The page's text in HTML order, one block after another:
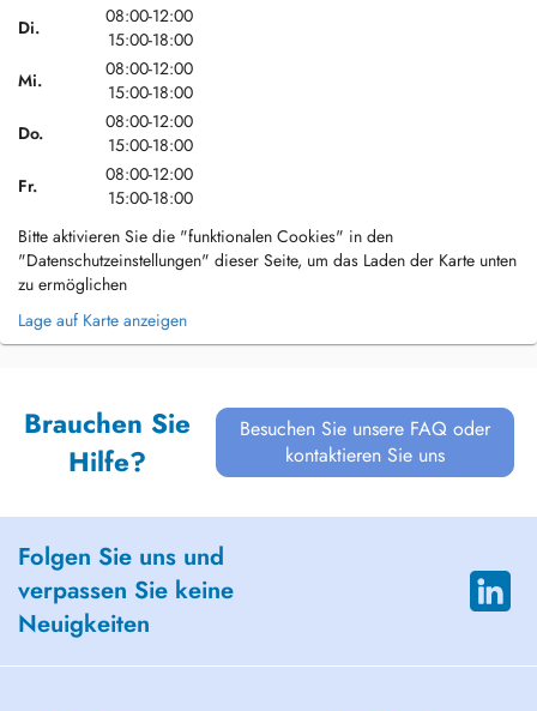
Di.
08:00-12:00
15:00-18:00
Mi.
08:00-12:00
15:00-18:00
Do.
08:00-12:00
15:00-18:00
Fr.
08:00-12:00
15:00-18:00
Bitte aktivieren Sie die "funktionalen Cookies" in den
"Datenschutzeinstellungen" dieser Seite, um das Laden der Karte unten
zu ermöglichen
Lage auf Karte anzeigen
Brauchen Sie
Hilfe?
Besuchen Sie unsere FAQ oder
kontaktieren Sie uns
Folgen Sie uns und
verpassen Sie keine
Neuigkeiten